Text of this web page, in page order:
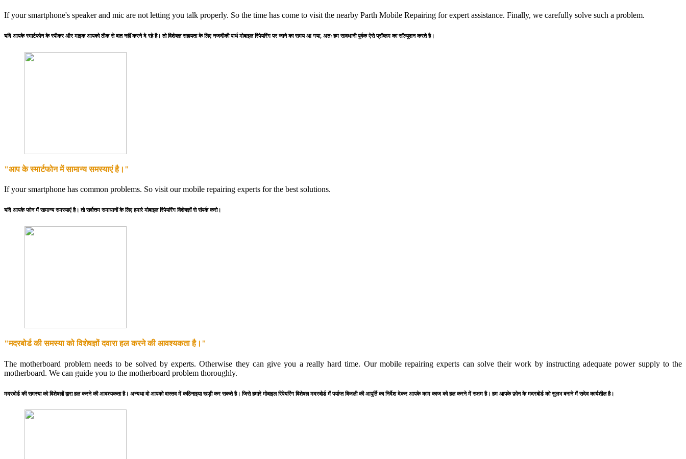
If your smartphone's speaker and mic are not letting you talk properly. So the time has come to visit the nearby Parth Mobile Repairing for expert assistance. Finally, we carefully solve such a problem.
यदि आपके स्मार्टफोन के स्पीकर और माइक आपको ठीक से बात नहीं करने दे रहे है। तो विशेषज्ञ सहायता के लिए नजदीकी पार्थ मोबाइल रिपेयरिंग पर जाने का समय आ गया, अतः हम सावधानी पूर्वक ऐसे प्रॉब्लम का सॉल्यूशन करते है।
"आप के स्मार्टफोन में सामान्य समस्याएं है।"
If your smartphone has common problems. So visit our mobile repairing experts for the best solutions.
यदि आपके फोन में सामान्य समस्याएं है। तो सर्वोत्तम समाधानों के लिए हमारे मोबाइल रिपेयरिंग विशेषज्ञों से संपर्क करो।
"मदरबोर्ड की समस्या को विशेषज्ञों दवारा हल करने की आवश्यकता है।"
The motherboard problem needs to be solved by experts. Otherwise they can give you a really hard time. Our mobile repairing experts can solve their work by instructing adequate power supply to the
motherboard. We can guide you to the motherboard problem thoroughly.
मदरबोर्ड की समस्या को विशेषज्ञों द्वारा हल करने की आवश्यकता है। अन्यथा वो आपको वास्तव में कठिनाइया खड़ी कर सकते है। जिसे हमारे मोबाइल रिपेयरिंग विशेषज्ञ मदरबोर्ड में पर्याप्त बिजली की आपूर्ति का निर्देश देकर आपके काम काज को हल करने में सक्षम है। हम आपके फ़ोन के मदरबोर्ड को सुलभ बनाने में सदेव कार्यशील है।